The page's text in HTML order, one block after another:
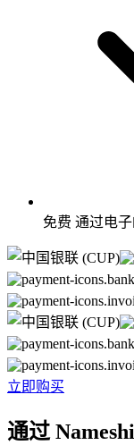
免费 通过电
立即购买
通过